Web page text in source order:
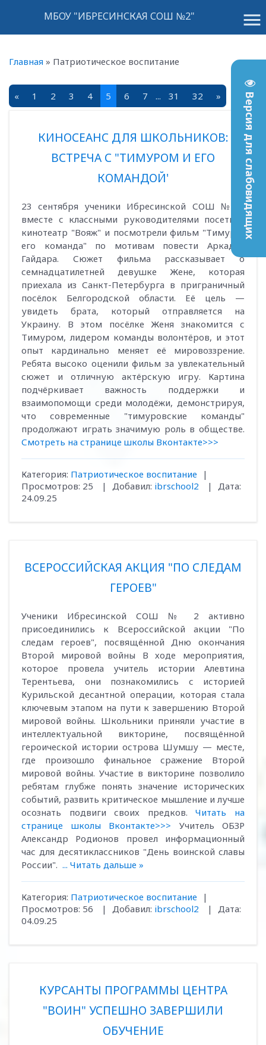
Версия для слабовидящих
menu
МБОУ "ИБРЕСИНСКАЯ СОШ №2"
Главная » Патриотическое воспитание
« 1 2 3 4 5 6 7 ... 31 32 »
КИНОСЕАНС ДЛЯ ШКОЛЬНИКОВ:
ВСТРЕЧА С "ТИМУРОМ И ЕГО
КОМАНДОЙ'
23 сентября ученики Ибресинской СОШ № 2
вместе с классными руководителями посетили
кинотеатр "Вояж" и посмотрели фильм "Тимур и
его команда" по мотивам повести Аркадия
Гайдара. Сюжет фильма рассказывает о
семнадцатилетней девушке Жене, которая
приехала из Санкт-Петербурга в приграничный
посёлок Белгородской области. Её цель —
увидеть брата, который отправляется на
Украину. В этом посёлке Женя знакомится с
Тимуром, лидером команды волонтёров, и этот
опыт кардинально меняет её мировоззрение.
Ребята высоко оценили фильм за увлекательный
сюжет и отличную актёрскую игру. Картина
подчёркивает важность поддержки и
взаимопомощи среди молодёжи, демонстрируя,
что современные "тимуровские команды"
продолжают играть значимую роль в обществе.
Смотреть на странице школы Вконтакте>>>
Категория: Патриотическое воспитание
|
Просмотров: 25 | Добавил: ibrschool2 |
Дата:
24.09.25
ВСЕРОССИЙСКАЯ АКЦИЯ "ПО СЛЕДАМ
ГЕРОЕВ"
Ученики Ибресинской СОШ № 2 активно
присоединились к Всероссийской акции "По
следам героев", посвящённой Дню окончания
Второй мировой войны В ходе мероприятия,
которое провела учитель истории Алевтина
Терентьева, они познакомились с историей
Курильской десантной операции, которая стала
ключевым этапом на пути к завершению Второй
мировой войны. Школьники приняли участие в
интеллектуальной викторине, посвящённой
героической истории острова Шумшу — месте,
где произошло финальное сражение Второй
мировой войны. Участие в викторине позволило
ребятам глубже понять значение исторических
событий, развить критическое мышление и лучше
осознать подвиги своих предков.Читать на
странице школы Вконтакте>>> Учитель ОБЗР
Александр Родионов провел информационный
час для десятиклассников "День воинской славы
России". ... Читать дальше »
Категория: Патриотическое воспитание
|
Просмотров: 56 | Добавил: ibrschool2 |
Дата:
04.09.25
КУРСАНТЫ ПРОГРАММЫ ЦЕНТРА
"ВОИН" УСПЕШНО ЗАВЕРШИЛИ
ОБУЧЕНИЕ